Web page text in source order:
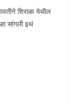
शिराळा येथील
सांगली इथं